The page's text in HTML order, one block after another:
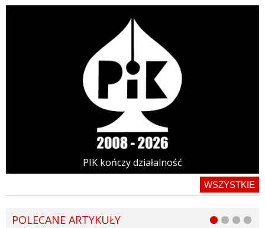
PIK kończy działalność
WSZYSTKIE
POLECANE ARTYKUŁY